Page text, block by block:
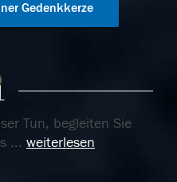
Gedenkkerze
Tun, begleiten Sie
... weiterlesen